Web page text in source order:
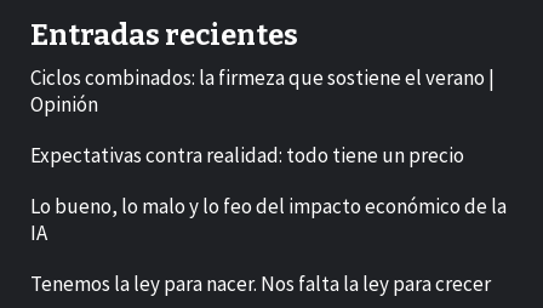
Entradas recientes
Ciclos combinados: la firmeza que sostiene el verano |
Opinión
Expectativas contra realidad: todo tiene un precio
Lo bueno, lo malo y lo feo del impacto económico de la
IA
Tenemos la ley para nacer. Nos falta la ley para crecer